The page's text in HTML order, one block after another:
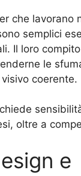
che lavorano
semplici
Il loro
le
coerente.
oltre a
e